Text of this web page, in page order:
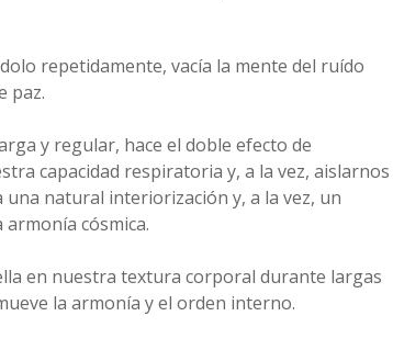
repetidamente, vacía la mente del ruído
paz.
y regular, hace el doble efecto de
capacidad respiratoria y, a la vez, aislarnos
natural interiorización y, a la vez, un
cósmica.
en nuestra textura corporal durante largas
la armonía y el orden interno.